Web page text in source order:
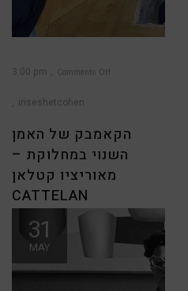
3:00 pm Comments Off
מאוריציו
קטלאן
Cattelan
iriseshetcohen
הקאמבק של האמן
השנוי במחלוקת –
מאוריציו קטלאן
CATTELAN
לשבור את מחסום הביישנות”
מאוריציו קטלאן הומור זה
31
MAY